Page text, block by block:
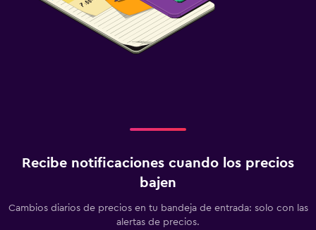
Recibe notificaciones cuando los precios
bajen
Cambios diarios de precios en tu bandeja de entrada: solo con las
alertas de precios.